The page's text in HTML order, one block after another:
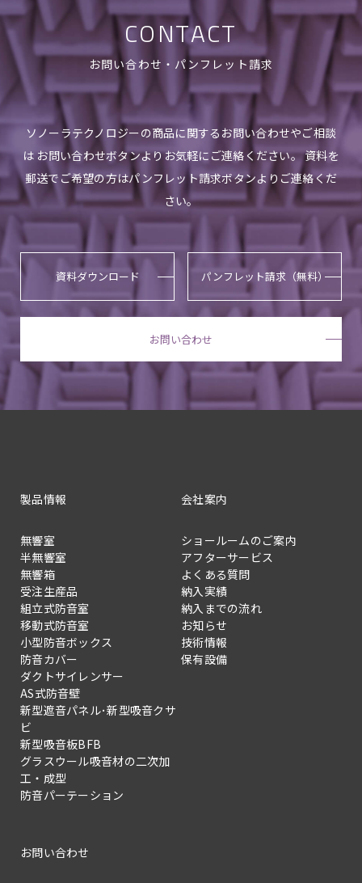
CONTACT
お問い合わせ・パンフレット請求
ソノーラテクノロジーの商品に関するお問い合わせやご相談
は お問い合わせボタンよりお気軽にご連絡ください。 資料を
郵送でご希望の方はパンフレット請求ボタンよりご連絡くだ
さい。
資料ダウンロード パンフレット請求（無料）
お問い合わせ
製品情報
無響室
半無響室
無響箱
受注生産品
組立式防音室
移動式防音室
小型防音ボックス
防音カバー
ダクトサイレンサー
AS式防音壁
新型遮音パネル･新型吸音クサ
ビ
新型吸音板BFB
グラスウール吸音材の二次加
工・成型
防音パーテーション
会社案内
ショールームのご案内
アフターサービス
よくある質問
納入実績
納入までの流れ
お知らせ
技術情報
保有設備
お問い合わせ